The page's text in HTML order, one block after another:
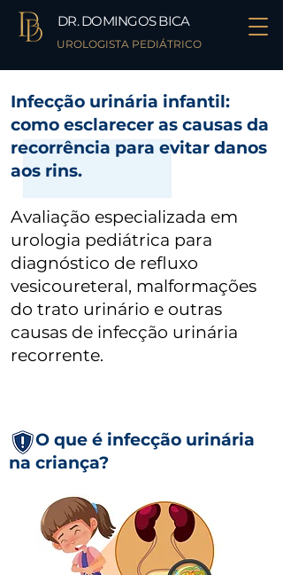
DR. DOMINGOS BICA
UROLOGISTA PEDIÁTRICO
Infecção urinária infantil:
como esclarecer as causas da
recorrência para evitar danos
aos rins.
Avaliação especializada em
urologia pediátrica para
diagnóstico de refluxo
vesicoureteral, malformações
do trato urinário e outras
causas de infecção urinária
recorrente.
O que é infecção urinária
na criança?